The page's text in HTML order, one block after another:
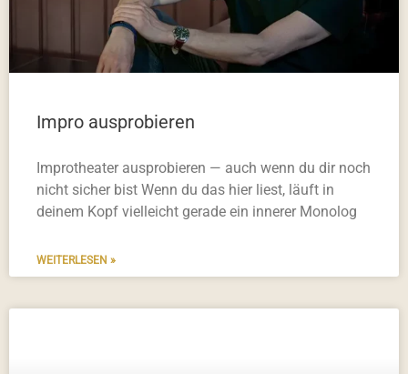
Impro ausprobieren
Improtheater ausprobieren — auch wenn du dir noch
nicht sicher bist Wenn du das hier liest, läuft in
deinem Kopf vielleicht gerade ein innerer Monolog
WEITERLESEN »